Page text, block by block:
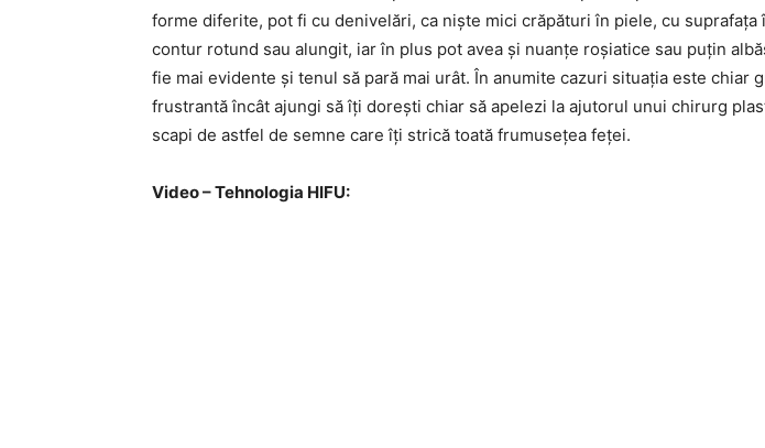
forme diferite, pot fi cu denivelări, ca niște mici crăpături în piele, cu suprafața
contur rotund sau alungit, iar în plus pot avea și nuanțe roșiatice sau puțin
fie mai evidente și tenul să pară mai urât. În anumite cazuri situația este chiar
frustrantă încât ajungi să îți dorești chiar să apelezi la ajutorul unui chirurg
scapi de astfel de semne care îți strică toată frumusețea feței.
Video – Tehnologia HIFU: